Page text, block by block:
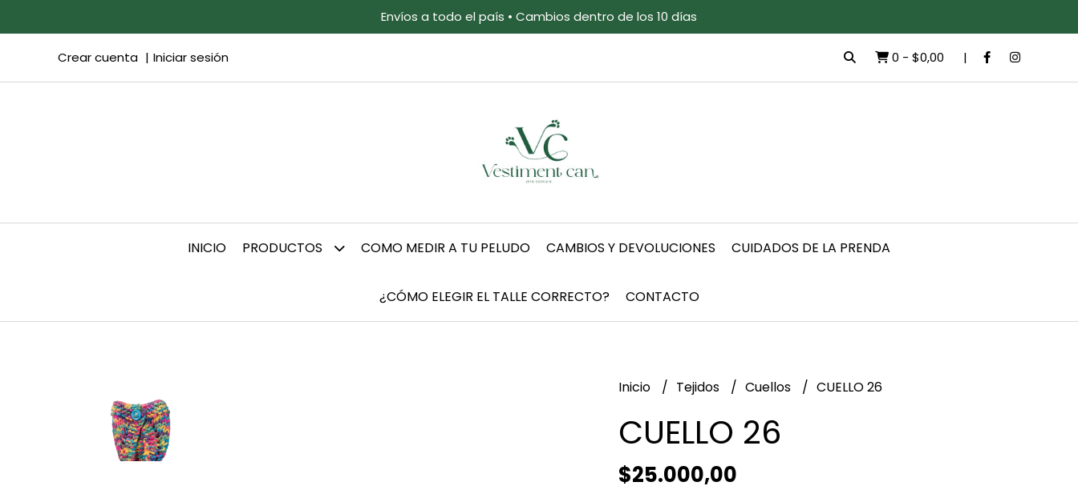
Envíos a todo el país • Cambios dentro de los 10 días
Crear cuenta Iniciar sesión 0 - $0,00
INICIO PRODUCTOS COMO MEDIR A TU PELUDO CAMBIOS Y DEVOLUCIONES CUIDADOS DE LA PRENDA
¿CÓMO ELEGIR EL TALLE CORRECTO? CONTACTO
Inicio Tejidos Cuellos CUELLO 26
CUELLO 26
$25.000,00